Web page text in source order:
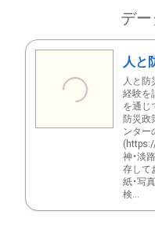
デ
人と
人と防
経験を
を通じ
防災政
ンター
神・淡
存して
紙・写
検...